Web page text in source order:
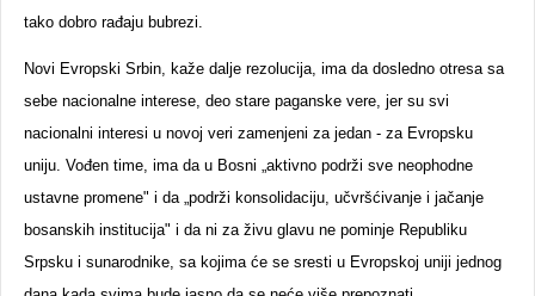
tako dobro rađaju bubrezi.
Novi Evropski Srbin, kaže dalje rezolucija, ima da dosledno otresa sa
sebe nacionalne interese, deo stare paganske vere, jer su svi
nacionalni interesi u novoj veri zamenjeni za jedan - za Evropsku
uniju. Vođen time, ima da u Bosni „aktivno podrži sve neophodne
ustavne promene" i da „podrži konsolidaciju, učvršćivanje i jačanje
bosanskih institucija" i da ni za živu glavu ne pominje Republiku
Srpsku i sunarodnike, sa kojima će se sresti u Evropskoj uniji jednog